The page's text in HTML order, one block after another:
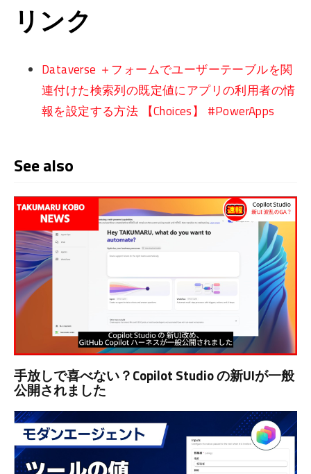
リンク
Dataverse ＋フォームでユーザーテーブルを関
連付けた検索列の既定値にアプリの利用者の情
報を設定する方法 【Choices】 #PowerApps
See also
手放しで喜べない？Copilot Studio の新UIが一般
公開されました